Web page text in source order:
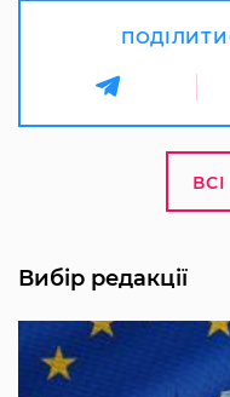
Вибір редакції